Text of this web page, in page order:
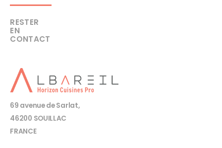
RESTER
EN
CONTACT
69 avenue de Sarlat,
46200 SOUILLAC
FRANCE